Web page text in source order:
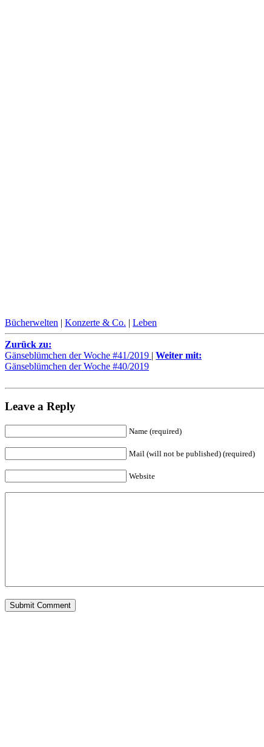
Bücherwelten | Konzerte & Co. | Leben
Zurück zu:
Gänseblümchen der Woche #41/2019 | Weiter mit:
Gänseblümchen der Woche #40/2019
Leave a Reply
Name (required)
Mail (will not be published) (required)
Website